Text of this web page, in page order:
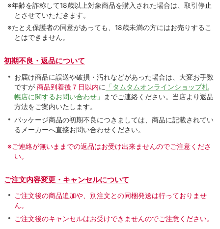
※年齢を詐称して18歳以上対象商品を購入された場合は、取引停止
とさせていただきます。
※たとえ保護者の同意があっても、18歳未満の方にはお売りするこ
とはできません。
初期不良・返品について
お届け商品に誤送や破損・汚れなどがあった場合は、大変お手数
ですが 商品到着後７日以内に 「タムタムオンラインショップ札
幌店に関するお問い合わせ」
までご連絡ください。当店より返品
方法をご案内いたします。
パッケージ商品の初期不良につきましては、商品に記載されてい
るメーカーへ直接お問い合わせください。
※ご連絡が無いままでの返品はお受け出来ませんのでご注意くださ
い。
ご注文内容変更・キャンセルについて
ご注文後の商品追加や、別注文との同梱発送は行っておりませ
ん。
ご注文後のキャンセルはお受けできませんのでご注意ください。